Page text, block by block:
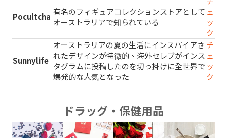
Pocultcha 有名のフィギュアコレクションストアとして
オーストラリアで知られている
ェ
ッ
ク
Sunnylife
オーストラリアの夏の生活にインスパイアさ
れたデザインが特徴的、海外セレブがインス
タグラムに投稿したのを切っ掛けに全世界で
爆発的な人気となった
チ
ェ
ッ
ク
ドラッグ・保健用品